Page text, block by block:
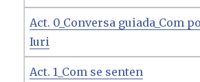
Act. 0_Conversa guiada_Com
Iuri
Act. 1_Com se senten